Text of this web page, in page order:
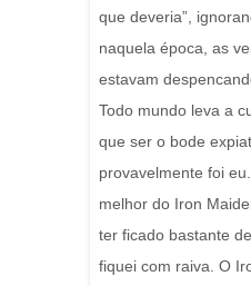
que deveria”,
naquela época, as
estavam
Todo mundo leva a
que ser o bode
provavelmente foi
melhor do Iron
ter ficado bastante
fiquei com raiva. O